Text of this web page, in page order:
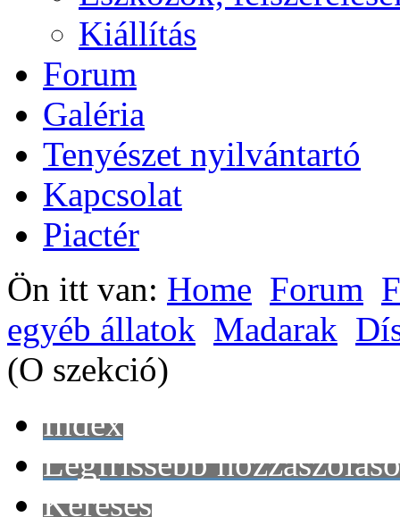
Kiállítás
Forum
Galéria
Tenyészet nyilvántartó
Kapcsolat
Piactér
Ön itt van: Home Forum
egyéb állatok Madarak
(O szekció)
Index
Legfrissebb
Keresés